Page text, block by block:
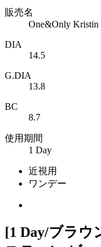
販売名
One&Only
DIA
14.5
G.DIA
13.8
BC
8.7
使用期間
1 Day
近視用
ワンデー
[1 Day/ブラウ